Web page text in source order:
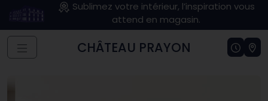
Sublimez votre intérieur, l’inspiration vous
attend en magasin.
CHÂTEAU PRAYON